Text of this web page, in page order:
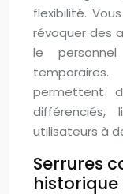
flexibilité.
révoquer des
le
permettent
différenciés,
utilisateurs à
Serrures
historique